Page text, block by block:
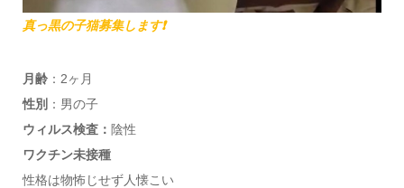
真っ黒の子猫募集します❗
月齢：2ヶ月
性別 ：男の子
ウィルス検査： 陰性
ワクチン未接種
性格は物怖じせず人懐こい